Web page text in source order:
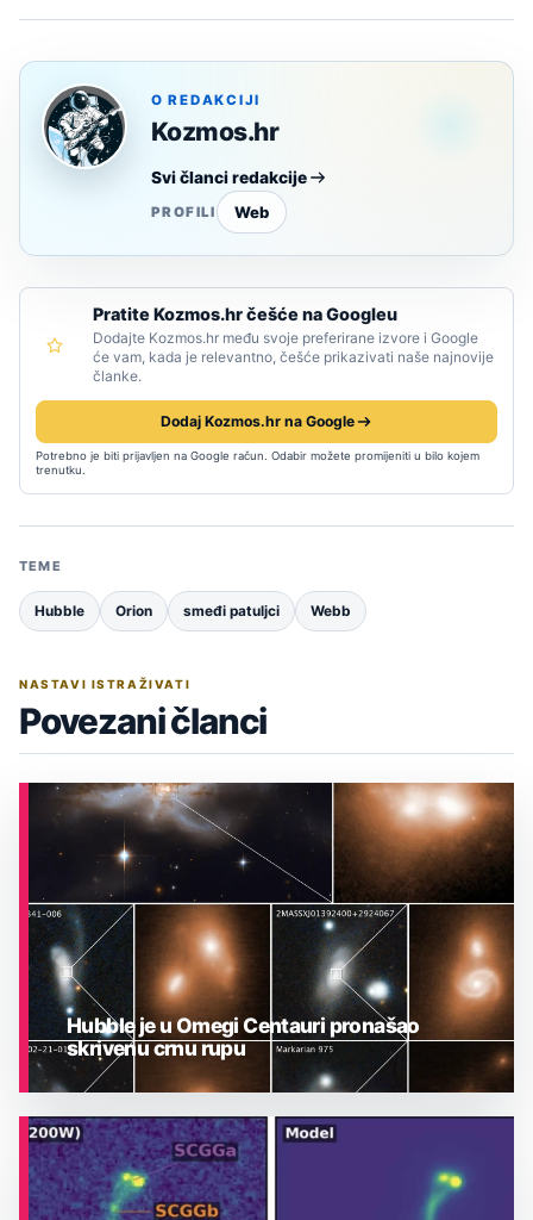
O REDAKCIJI
Kozmos.hr
Svi članci redakcije
PROFILI Web
Pratite Kozmos.hr češće na Googleu
Dodajte Kozmos.hr među svoje preferirane izvore i Google
će vam, kada je relevantno, češće prikazivati naše najnovije
članke.
Dodaj Kozmos.hr na Google
Potrebno je biti prijavljen na Google račun. Odabir možete promijeniti u bilo kojem
trenutku.
TEME
Hubble Orion smeđi patuljci Webb
NASTAVI ISTRAŽIVATI
Povezani članci
ASTRONOMIJA
Hubble je u Omegi Centauri pronašao
skrivenu crnu rupu